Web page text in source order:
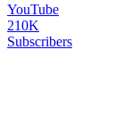
YouTube
210K
Subscribers